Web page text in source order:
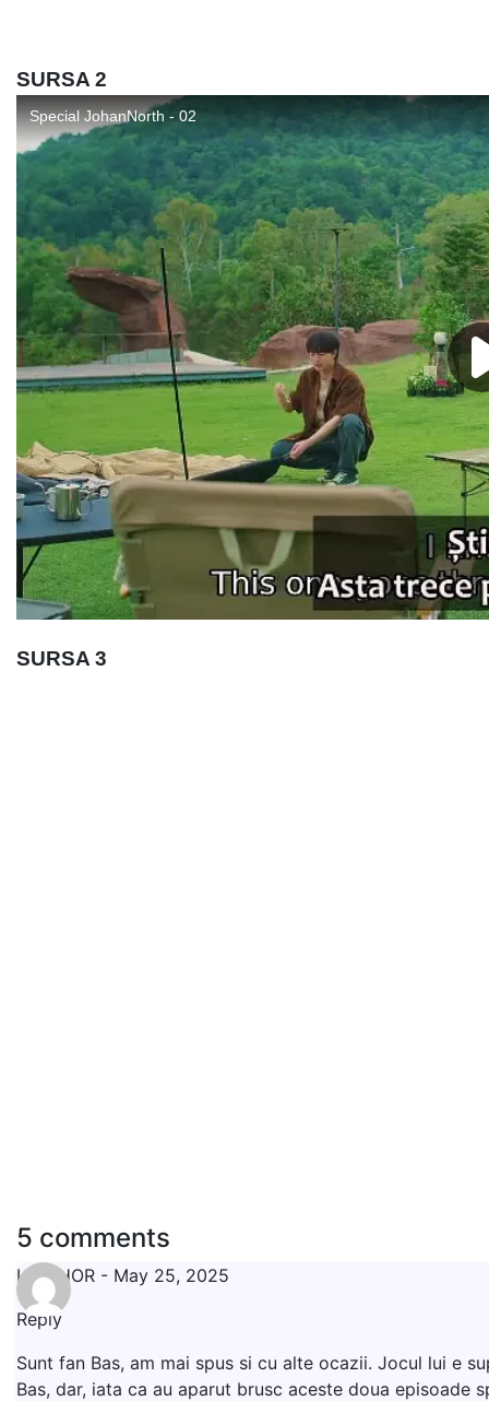
SURSA 2
SURSA 3
5 comments
LIVISHOR - May 25, 2025
Reply
Sunt fan Bas, am mai spus si cu alte ocazii. Jocul lui e
Bas, dar, iata ca au aparut brusc aceste doua